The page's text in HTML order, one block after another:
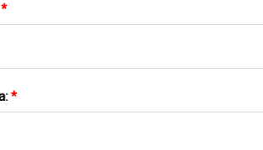
*
*